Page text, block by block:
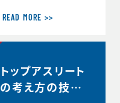
京は最終順位5位と
以降、チーム史上最
◆リーグワン2025-2
6 ディビジョン1 最終
順位5位のお知らせ
READ MORE >>
トップアスリート
の考え方の技術